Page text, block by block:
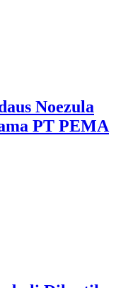
Noezula
PT PEMA